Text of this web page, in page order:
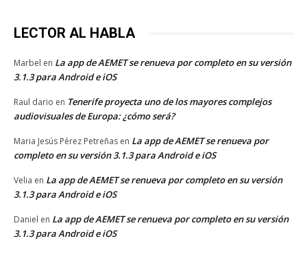
LECTOR AL HABLA
Marbel en La app de AEMET se renueva por completo en su versión
3.1.3 para Android e iOS
Raul dario en Tenerife proyecta uno de los mayores complejos
audiovisuales de Europa: ¿cómo será?
Maria Jesús Pérez Petreñas en La app de AEMET se renueva por
completo en su versión 3.1.3 para Android e iOS
Velia en La app de AEMET se renueva por completo en su versión
3.1.3 para Android e iOS
Daniel en La app de AEMET se renueva por completo en su versión
3.1.3 para Android e iOS